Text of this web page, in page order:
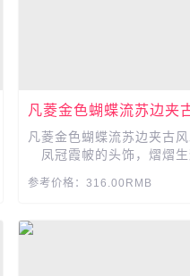
凡菱金色蝴蝶流苏边夹
摇
凡菱金色蝴蝶流苏边夹古
凤冠霞帔的头饰，熠熠
参考价格：316.00RMB